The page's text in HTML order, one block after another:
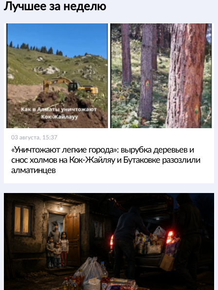
Лучшее за неделю
03 августа, 15:37
«Уничтожают легкие города»: вырубка деревьев и
снос холмов на Кок-Жайляу и Бутаковке разозлили
алматинцев